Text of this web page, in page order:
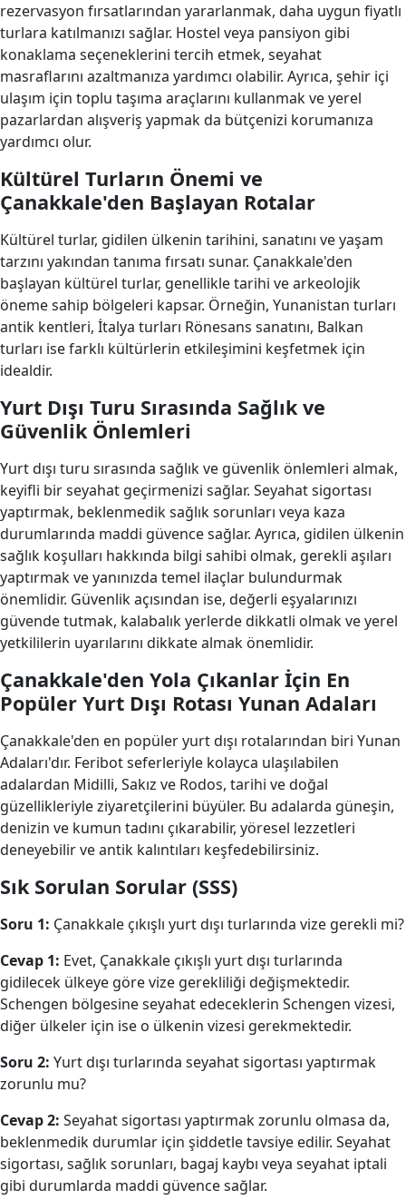
rezervasyon fırsatlarından yararlanmak, daha uygun fiyatlı
turlara katılmanızı sağlar. Hostel veya pansiyon gibi
konaklama seçeneklerini tercih etmek, seyahat
masraflarını azaltmanıza yardımcı olabilir. Ayrıca, şehir içi
ulaşım için toplu taşıma araçlarını kullanmak ve yerel
pazarlardan alışveriş yapmak da bütçenizi korumanıza
yardımcı olur.
Kültürel Turların Önemi ve
Çanakkale'den Başlayan Rotalar
Kültürel turlar, gidilen ülkenin tarihini, sanatını ve yaşam
tarzını yakından tanıma fırsatı sunar. Çanakkale'den
başlayan kültürel turlar, genellikle tarihi ve arkeolojik
öneme sahip bölgeleri kapsar. Örneğin, Yunanistan turları
antik kentleri, İtalya turları Rönesans sanatını, Balkan
turları ise farklı kültürlerin etkileşimini keşfetmek için
idealdir.
Yurt Dışı Turu Sırasında Sağlık ve
Güvenlik Önlemleri
Yurt dışı turu sırasında sağlık ve güvenlik önlemleri almak,
keyifli bir seyahat geçirmenizi sağlar. Seyahat sigortası
yaptırmak, beklenmedik sağlık sorunları veya kaza
durumlarında maddi güvence sağlar. Ayrıca, gidilen ülkenin
sağlık koşulları hakkında bilgi sahibi olmak, gerekli aşıları
yaptırmak ve yanınızda temel ilaçlar bulundurmak
önemlidir. Güvenlik açısından ise, değerli eşyalarınızı
güvende tutmak, kalabalık yerlerde dikkatli olmak ve yerel
yetkililerin uyarılarını dikkate almak önemlidir.
Çanakkale'den Yola Çıkanlar İçin En
Popüler Yurt Dışı Rotası Yunan Adaları
Çanakkale'den en popüler yurt dışı rotalarından biri Yunan
Adaları'dır. Feribot seferleriyle kolayca ulaşılabilen
adalardan Midilli, Sakız ve Rodos, tarihi ve doğal
güzellikleriyle ziyaretçilerini büyüler. Bu adalarda güneşin,
denizin ve kumun tadını çıkarabilir, yöresel lezzetleri
deneyebilir ve antik kalıntıları keşfedebilirsiniz.
Sık Sorulan Sorular (SSS)
Soru 1: Çanakkale çıkışlı yurt dışı turlarında vize gerekli mi?
Cevap 1: Evet, Çanakkale çıkışlı yurt dışı turlarında
gidilecek ülkeye göre vize gerekliliği değişmektedir.
Schengen bölgesine seyahat edeceklerin Schengen vizesi,
diğer ülkeler için ise o ülkenin vizesi gerekmektedir.
Soru 2: Yurt dışı turlarında seyahat sigortası yaptırmak
zorunlu mu?
Cevap 2: Seyahat sigortası yaptırmak zorunlu olmasa da,
beklenmedik durumlar için şiddetle tavsiye edilir. Seyahat
sigortası, sağlık sorunları, bagaj kaybı veya seyahat iptali
gibi durumlarda maddi güvence sağlar.